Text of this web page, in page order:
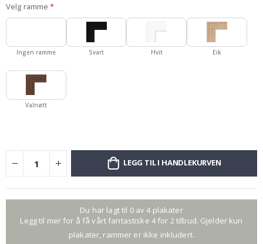
Velg ramme
Ingen ramme Svart Hvit Eik
Valnøtt
LEGG TIL I HANDLEKURVEN
Du har lagt til 0 av 4 plakater
Legg til mer for å få vårt fantastiske 4 for 2 tilbud. Gjelder kun
plakater, rammer er ikke inkludert.